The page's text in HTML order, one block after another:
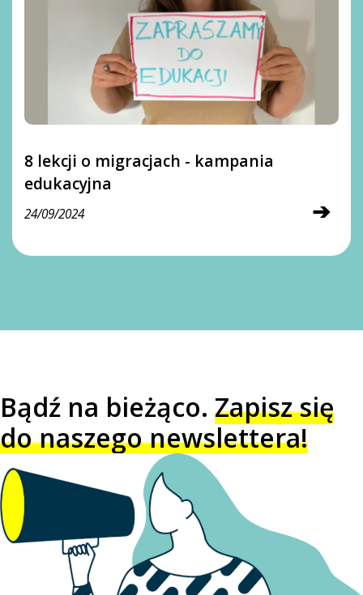
8 lekcji o migracjach - kampania
edukacyjna
➔
24/09/2024
Bądź na bieżąco. Zapisz się
do naszego newslettera!